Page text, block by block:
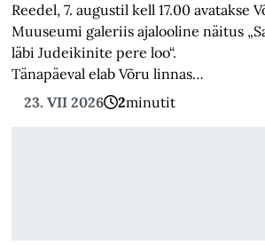
Reedel, 7. augustil kell 17.00 avatakse
Muuseumi galeriis ajalooline näitus
läbi Judeikinite pere loo“.
Tänapäeval elab Võru linnas…
23. VII 2026
2minutit